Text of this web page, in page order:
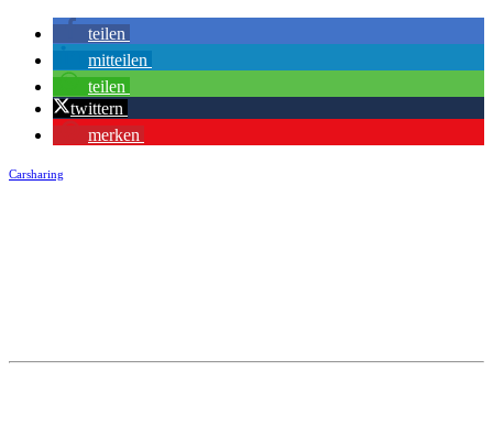
teilen
mitteilen
teilen
twittern
merken
Carsharing